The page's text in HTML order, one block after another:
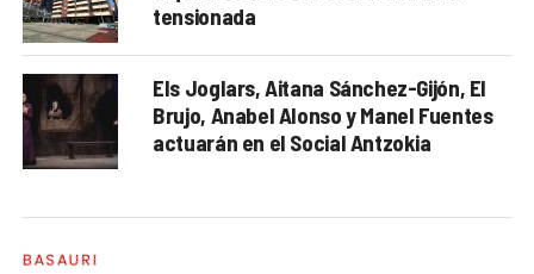
tensionada
Els Joglars, Aitana Sánchez-Gijón, El
Brujo, Anabel Alonso y Manel Fuentes
actuarán en el Social Antzokia
BASAURI